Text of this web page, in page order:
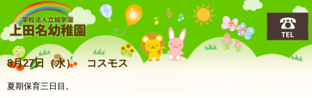
上田名(うえだな)幼稚園
8月27日（水） コスモス
夏期保育三日目。